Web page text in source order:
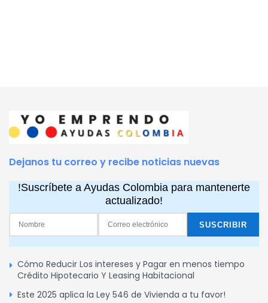
Dejanos tu correo y recibe noticias nuevas
!Suscríbete a Ayudas Colombia para mantenerte
actualizado!
Cómo Reducir Los intereses y Pagar en menos tiempo
Crédito Hipotecario Y Leasing Habitacional
Este 2025 aplica la Ley 546 de Vivienda a tu favor!